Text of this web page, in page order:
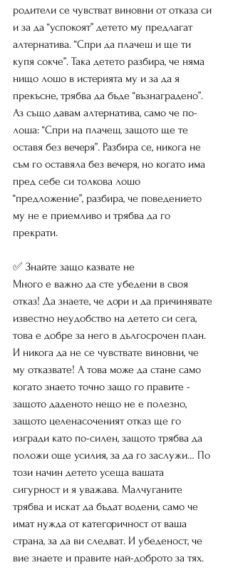
родители се чувстват виновни от отказа си
и за да “успокоят” детето му предлагат
алтернатива. “Спри да плачеш и ще ти
купя сокче”. Така детето разбира, че няма
нищо лошо в истерията му и за да я
прекъсне, трябва да бъде “възнаградено”.
Аз също давам алтернатива, само че по-
лоша: “Спри на плачеш, защото ще те
оставя без вечеря”. Разбира се, никога не
съм го оставяла без вечеря, но когато има
пред себе си толкова лошо
“предложение”, разбира, че поведението
му не е приемливо и трябва да го
прекрати.
✅ Знайте защо казвате не
Много е важно да сте убедени в своя
отказ! Да знаете, че дори и да причинявате
известно неудобство на детето си сега,
това е добре за него в дългосрочен план.
И никога да не се чувствате виновни, че
му отказвате! А това може да стане само
когато знаето точно защо го правите -
защото даденото нещо не е полезно,
защото целенасоченият отказ ще го
изгради като по-силен, защото трябва да
положи още усилия, за да го заслужи… По
този начин детето усеща вашата
сигурност и я уважава. Малчуганите
трябва и искат да бъдат водени, само че
имат нужда от категоричност от ваша
страна, за да ви следват. И убеденост, че
вие знаете и правите най-доброто за тях.